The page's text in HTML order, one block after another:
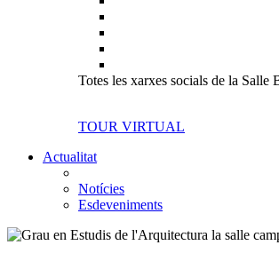
Totes les xarxes socials de la Salle
TOUR VIRTUAL
Actualitat
Notícies
Esdeveniments